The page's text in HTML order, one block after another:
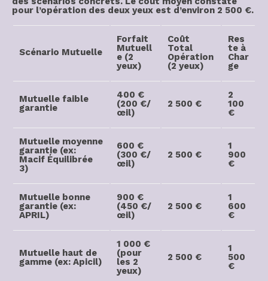
pour l’opération des deux yeux est d’environ 2 500 €.
Scénario Mutuelle
Forfait
Mutuell
e (2
yeux)
Coût
Total
Opération
(2 yeux)
Res
te à
Char
ge
Mutuelle faible
garantie
400 €
(200 €/
œil)
2 500 €
2
100
€
Mutuelle moyenne
garantie (ex:
Macif Équilibrée
3)
600 €
(300 €/
œil)
2 500 €
1
900
€
Mutuelle bonne
garantie (ex:
APRIL)
900 €
(450 €/
œil)
2 500 €
1
600
€
Mutuelle haut de
gamme (ex: Apicil)
1 000 €
(pour
les 2
yeux)
2 500 €
1
500
€